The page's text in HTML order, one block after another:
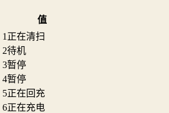
值
1 正在清扫
2待机
3暂停
4暂停
5正在回充
6正在充电